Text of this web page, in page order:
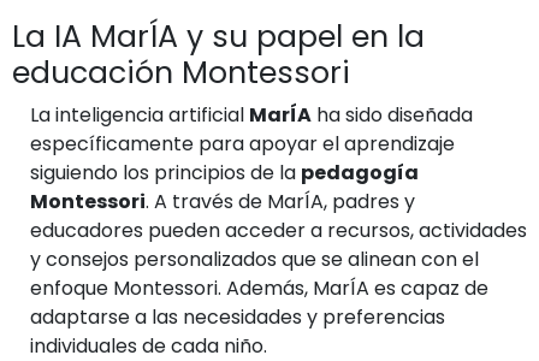
La IA MarÍA y su papel en la
educación Montessori
La inteligencia artificial MarÍA ha sido diseñada
específicamente para apoyar el aprendizaje
siguiendo los principios de la pedagogía
Montessori. A través de MarÍA, padres y
educadores pueden acceder a recursos, actividades
y consejos personalizados que se alinean con el
enfoque Montessori. Además, MarÍA es capaz de
adaptarse a las necesidades y preferencias
individuales de cada niño.